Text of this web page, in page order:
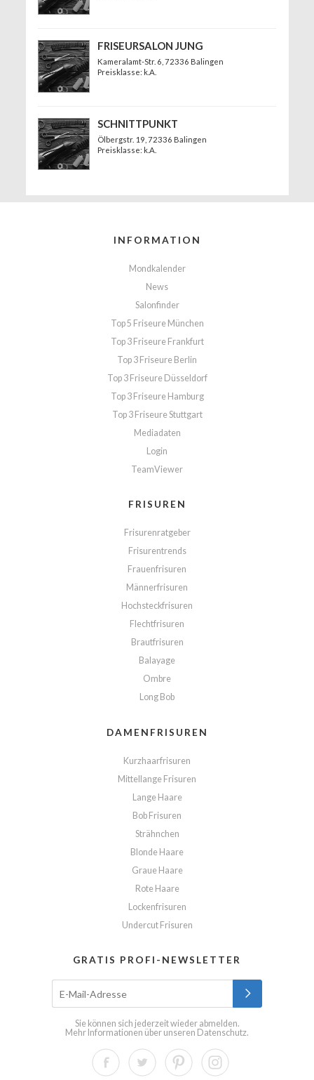
FRISEURSALON JUNG
Kameralamt-Str. 6 , 72336 Balingen
Preisklasse: k.A.
SCHNITTPUNKT
Ölbergstr. 19 , 72336 Balingen
Preisklasse: k.A.
INFORMATION
Mondkalender
News
Salonfinder
Top 5 Friseure München
Top 3 Friseure Frankfurt
Top 3 Friseure Berlin
Top 3 Friseure Düsseldorf
Top 3 Friseure Hamburg
Top 3 Friseure Stuttgart
Mediadaten
Login
TeamViewer
FRISUREN
Frisurenratgeber
Frisurentrends
Frauenfrisuren
Männerfrisuren
Hochsteckfrisuren
Flechtfrisuren
Brautfrisuren
Balayage
Ombre
Long Bob
DAMENFRISUREN
Kurzhaarfrisuren
Mittellange Frisuren
Lange Haare
Bob Frisuren
Strähnchen
Blonde Haare
Graue Haare
Rote Haare
Lockenfrisuren
Undercut Frisuren
GRATIS PROFI-NEWSLETTER
Sie können sich jederzeit wieder abmelden.
Mehr Informationen über unseren Datenschutz.